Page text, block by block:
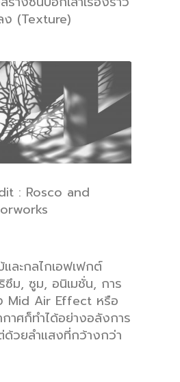
ง (Texture)
: Rosco and
และกลไกเอฟเฟกต์
ซึม, ซูม, อนิเมชั่น, การ
Mid Air Effect หรือ
าศก็ทำได้อย่างอลังการ
ด้วยลำแสงที่กว้างกว่า